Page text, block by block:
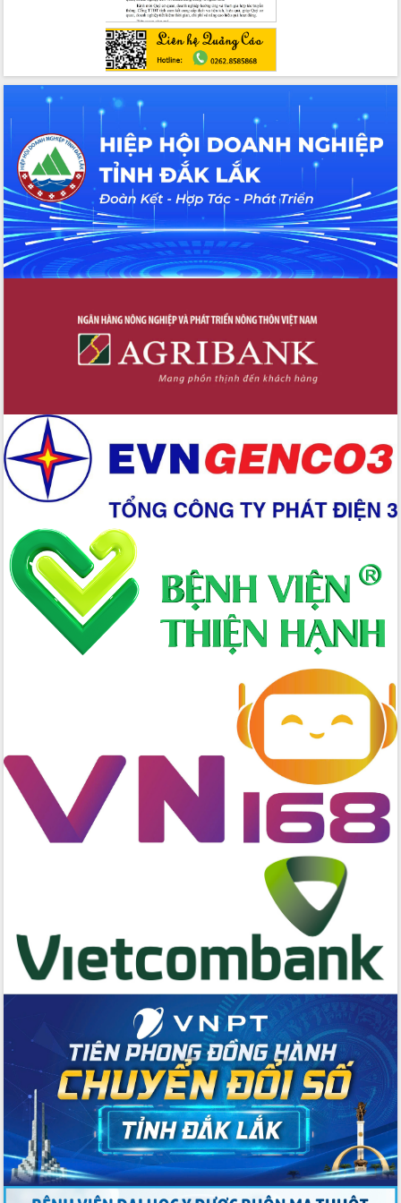
quốc phòng, quân sự địa phương năm
Đắk Lắk tập trung toàn lực khắc phục
tồn tại IUU, sẵn sàng làm việc với
Đoàn thanh tra EC
Chủ tịch UBND tỉnh Tạ Anh Tuấn thăm,
chúc mừng các bệnh viện nhân Ngày
Thầy thuốc Việt Nam
Rộn ràng lễ hội truyền thống Sông
nước Đà Nông lần thứ I năm 2026
Kỳ họp Chuyên đề lần thứ Năm, HĐND
tỉnh Đắk Lắk thông qua các nghị quyết
quan trọng
Thống nhất danh sách giới thiệu ứng
Phát động hai phong trào thi đua quan
trọng trong kỷ nguyên mới
Hội nghị lần thứ tư Ban Chỉ đạo công
Hội nghị Báo cáo viên Trung ương
tháng 01/2026
Phó Thủ tướng Hồ Quốc Dũng đánh giá
cao kết quả Chiến dịch Quang Trung
tại Đắk Lắk
Hội nghị Ban Chấp hành Đảng bộ tỉnh
Đắk Lắk lần thứ 2 (mở rộng)
Tập trung giải phóng mặt bằng, đẩy
nhanh tiến độ Tuyến đường bộ ven
biển
Gỡ khó, khởi công xây dựng, sửa chữa
toàn bộ nhà ở cho hộ dân đúng tiến độ
các giải pháp nhằm thực hiện hiệu quả
các nhiệm vụ đề ra năm 2025
Phát huy vai trò của người có uy tín
trong phòng chống tảo hôn và hôn
nhân cận huyết thống
gian phát triển mới
Hội nghị chia sẻ kinh nghiệm, chuyển
giao kỹ thuật y tế, định hướng phát
triển chuyên sâu đến 2030
Chuyển đổi số mở ra không gian phát
triển trong lĩnh vực văn hóa, du lịch
Công bố quyết định của Ban Thường
vụ Tỉnh ủy về công tác cán bộ.
Thủ tướng Phạm Minh Chính: Khẩn
trương tái thiết cuộc sống người dân
sau thiên tai
Tập trung nâng cao chất lượng, tổ
chức sản xuất sầu riêng theo hướng
bền vững